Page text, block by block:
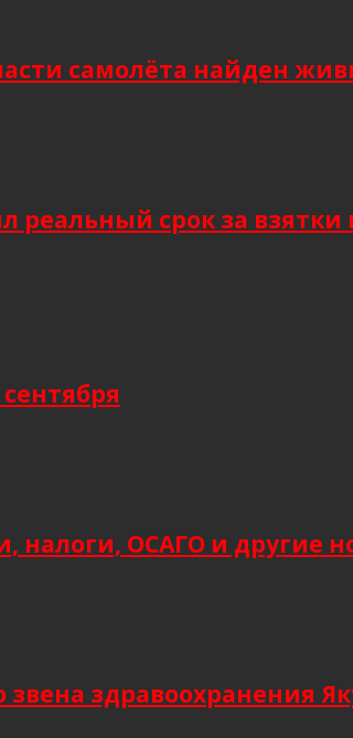
самолёта найден
срок за взятки
налоги, ОСАГО и другие
здравоохранения